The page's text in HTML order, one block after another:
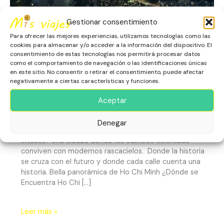
Gestionar consentimiento
Para ofrecer las mejores experiencias, utilizamos tecnologías como las
cookies para almacenar y/o acceder a la información del dispositivo. El
consentimiento de estas tecnologías nos permitirá procesar datos
como el comportamiento de navegación o las identificaciones únicas
en este sitio. No consentir o retirar el consentimiento, puede afectar
negativamente a ciertas características y funciones.
Aceptar
Denegar
Saigón y Ho Chi Minh: Dos
Nombres, Una Ciudad
Ho Chi Minh,Patrimonio Histórico
¿Saigón o Ho Chi Minh? Aunque oficialmente se llama Ho
Chi Minh, Saigón sigue viva, su espíritu permanece
intacto. Una ciudad donde los edificios coloniales
conviven con modernos rascacielos. Donde la historia
se cruza con el futuro y donde cada calle cuenta una
historia. Bella panorámica de Ho Chi Minh ¿Dónde se
Encuentra Ho Chi […]
Una
Ciudad
Leer más »